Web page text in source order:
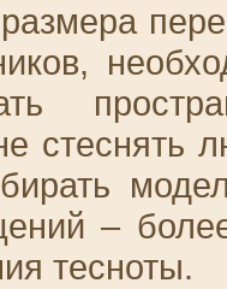
стеснять
–
тесноты.